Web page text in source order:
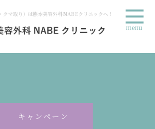
クマ取り）は熊本美容外科NABEクリニックへ！
キャンペーン
menu